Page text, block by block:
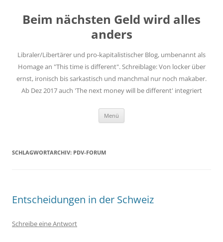
springen
Beim nächsten Geld wird alles
anders
Libraler/Libertärer und pro-kapitalistischer Blog, umbenannt als
Homage an "This time is different". Schreiblage: Von locker über
ernst, ironisch bis sarkastisch und manchmal nur noch makaber.
Ab Dez 2017 auch 'The next money will be different' integriert
Menü
SCHLAGWORTARCHIV: PDV-FORUM
Entscheidungen in der Schweiz
Schreibe eine Antwort